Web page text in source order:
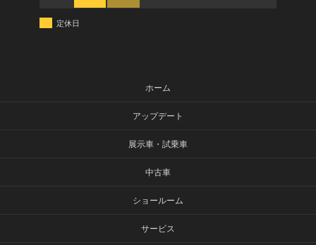
定休日
ホーム
アップデート
展示車・試乗車
中古車
ショールーム
サービス